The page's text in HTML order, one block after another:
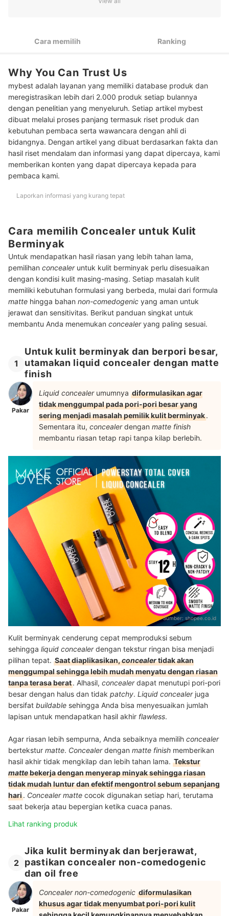
comedogenic dan oil free
4
Peringkat Concealer untuk Kulit Berminyak Terbaik
Baca juga rekomendasi produk makeup untuk kulit berminyak
lainnya di sini
Cara memilih Ranking
Why You Can Trust Us
mybest adalah layanan yang memiliki database produk dan
meregistrasikan lebih dari 2.000 produk setiap bulannya
dengan penelitian yang menyeluruh. Setiap artikel mybest
dibuat melalui proses panjang termasuk riset produk dan
kebutuhan pembaca serta wawancara dengan ahli di
bidangnya. Dengan artikel yang dibuat berdasarkan fakta dan
hasil riset mendalam dan informasi yang dapat dipercaya, kami
memberikan konten yang dapat dipercaya kepada para
pembaca kami.
Laporkan informasi yang kurang tepat
Cara memilih Concealer untuk Kulit
Berminyak
Untuk mendapatkan hasil riasan yang lebih tahan lama,
pemilihan concealeruntuk kulit berminyak perlu disesuaikan
dengan kondisi kulit masing-masing. Setiap masalah kulit
memiliki kebutuhan formulasi yang berbeda, mulai dari formula
matte hingga bahan non-comedogenic yang aman untuk
jerawat dan sensitivitas. Berikut panduan singkat untuk
membantu Anda menemukan concealeryang paling sesuai.
1
Untuk kulit berminyak dan berpori besar,
utamakan liquid concealer dengan matte
finish
Pakar
Liquid concealerumumnya diformulasikan agar
tidak menggumpal pada pori-pori besar yang
sering menjadi masalah pemilik kulit berminyak.
Sementara itu, concealerdengan matte finish
membantu riasan tetap rapi tanpa kilap berlebih.
Sumber: shopee.co.id
Kulit berminyak cenderung cepat memproduksi sebum
sehingga liquid concealerdengan tekstur ringan bisa menjadi
pilihan tepat. Saat diaplikasikan,concealertidak akan
menggumpal sehingga lebih mudah menyatu dengan riasan
tanpa terasa berat. Alhasil, concealerdapat menutupi pori-pori
besar dengan halus dan tidak patchy. Liquid concealerjuga
bersifat buildable sehingga Anda bisa menyesuaikan jumlah
lapisan untuk mendapatkan hasil akhir flawless.
Agar riasan lebih sempurna, Anda sebaiknya memilih concealer
bertekstur matte. Concealerdengan matte finish memberikan
hasil akhir tidak mengkilap dan lebih tahan lama. Tekstur
mattebekerja dengan menyerap minyak sehingga riasan
tidak mudah luntur dan efektif mengontrol sebum sepanjang
hari. Concealer matte cocok digunakan setiap hari, terutama
saat bekerja atau bepergian ketika cuaca panas.
Lihat ranking produk
2
Jika kulit berminyak dan berjerawat,
pastikan concealer non-comedogenic
dan oil free
Pakar
Concealer non-comedogenic diformulasikan
khusus agar tidak menyumbat pori-pori kulit